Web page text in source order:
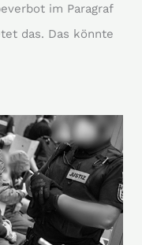
im Paragraf
das. Das könnte